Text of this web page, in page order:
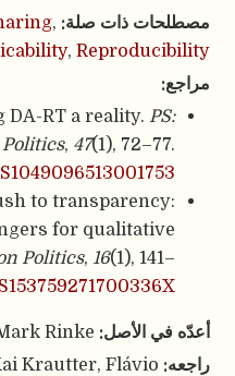
مصطلحات ذات صلة: ,
, Reproducibility
مراجع:
DA-RT a reality. PS:
, 47(1), 72–77.
to transparency:
for qualitative
Politics, 16(1), 141–
أعدّه في الأصل: Rinke
راجعه: Krautter, Flávio